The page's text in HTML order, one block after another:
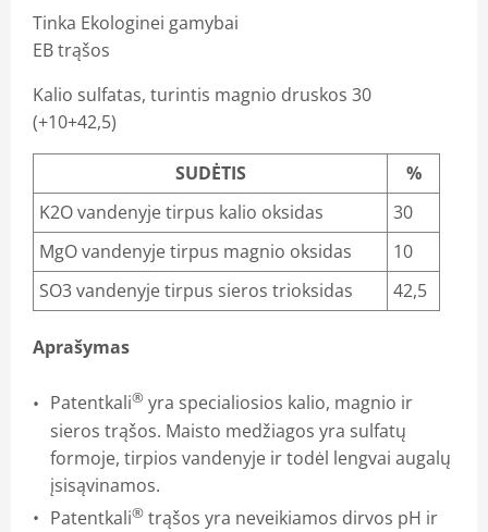
Tinka Ekologinei gamybai
EB trąšos
Kalio sulfatas, turintis magnio druskos 30
(+10+42,5)
SUDĖTIS
%
K2O vandenyje tirpus kalio oksidas
30
MgO vandenyje tirpus magnio oksidas
10
SO3 vandenyje tirpus sieros trioksidas
42,5
Aprašymas
Patentkali® yra specialiosios kalio, magnio ir
sieros trąšos. Maisto medžiagos yra sulfatų
formoje, tirpios vandenyje ir todėl lengvai augalų
įsisąvinamos.
Patentkali® trąšos yra neveikiamos dirvos pH ir